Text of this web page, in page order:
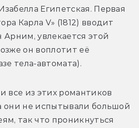
Египетская. Первая
Карла V» (1812) вводит
Арним, увлекается этой
он воплотит её
тела-автомата).
все из этих романтиков
они не испытывали большой
так что проникнуться